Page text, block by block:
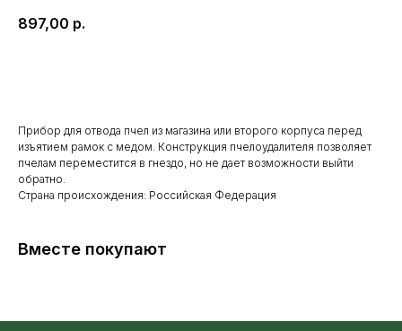
897,00 р.
Прибор для отвода пчел из магазина или второго корпуса перед
изъятием рамок с медом. Конструкция пчелоудалителя позволяет
пчелам переместится в гнездо, но не дает возможности выйти
обратно.
Страна происхождения: Российская Федерация
Вместе покупают